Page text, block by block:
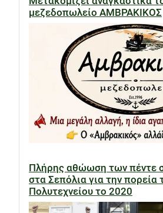
μεζεδοπωλείο ΑΜΒΡΑΚΙΚΟΣ
Πλήρης αθώωση των πέντε
στα Σεπόλια για την πορεία
Πολυτεχνείου το 2020